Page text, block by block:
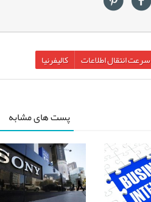
سرعت انتقال اطلاعات کالیفرنیا
پست های مشابه